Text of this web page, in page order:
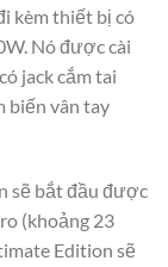
kèm thiết bị có
Nó được cài
jack cắm tai
biến vân tay
sẽ bắt đầu được
(khoảng 23
Edition sẽ